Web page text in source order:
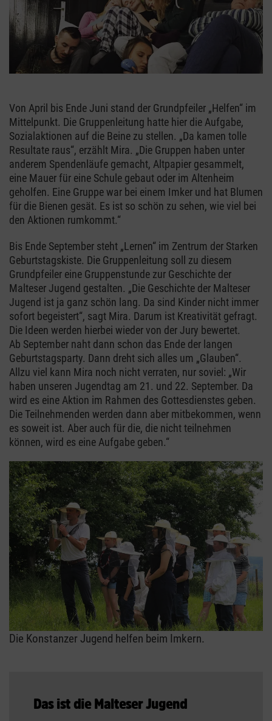
Von April bis Ende Juni stand der Grundpfeiler „Helfen“ im
Mittelpunkt. Die Gruppenleitung hatte hier die Aufgabe,
Sozialaktionen auf die Beine zu stellen. „Da kamen tolle
Resultate raus“, erzählt Mira. „Die Gruppen haben unter
anderem Spendenläufe gemacht, Altpapier gesammelt,
eine Mauer für eine Schule gebaut oder im Altenheim
geholfen. Eine Gruppe war bei einem Imker und hat Blumen
für die Bienen gesät. Es ist so schön zu sehen, wie viel bei
den Aktionen rumkommt.“
Bis Ende September steht „Lernen“ im Zentrum der Starken
Geburtstagskiste. Die Gruppenleitung soll zu diesem
Grundpfeiler eine Gruppenstunde zur Geschichte der
Malteser Jugend gestalten. „Die Geschichte der Malteser
Jugend ist ja ganz schön lang. Da sind Kinder nicht immer
sofort begeistert“, sagt Mira. Darum ist Kreativität gefragt.
Die Ideen werden hierbei wieder von der Jury bewertet.
Ab September naht dann schon das Ende der langen
Geburtstagsparty. Dann dreht sich alles um „Glauben“.
Allzu viel kann Mira noch nicht verraten, nur soviel: „Wir
haben unseren Jugendtag am 21. und 22. September. Da
wird es eine Aktion im Rahmen des Gottesdienstes geben.
Die Teilnehmenden werden dann aber mitbekommen, wenn
es soweit ist. Aber auch für die, die nicht teilnehmen
können, wird es eine Aufgabe geben.“
Die Konstanzer Jugend helfen beim Imkern.
Das ist die Malteser Jugend